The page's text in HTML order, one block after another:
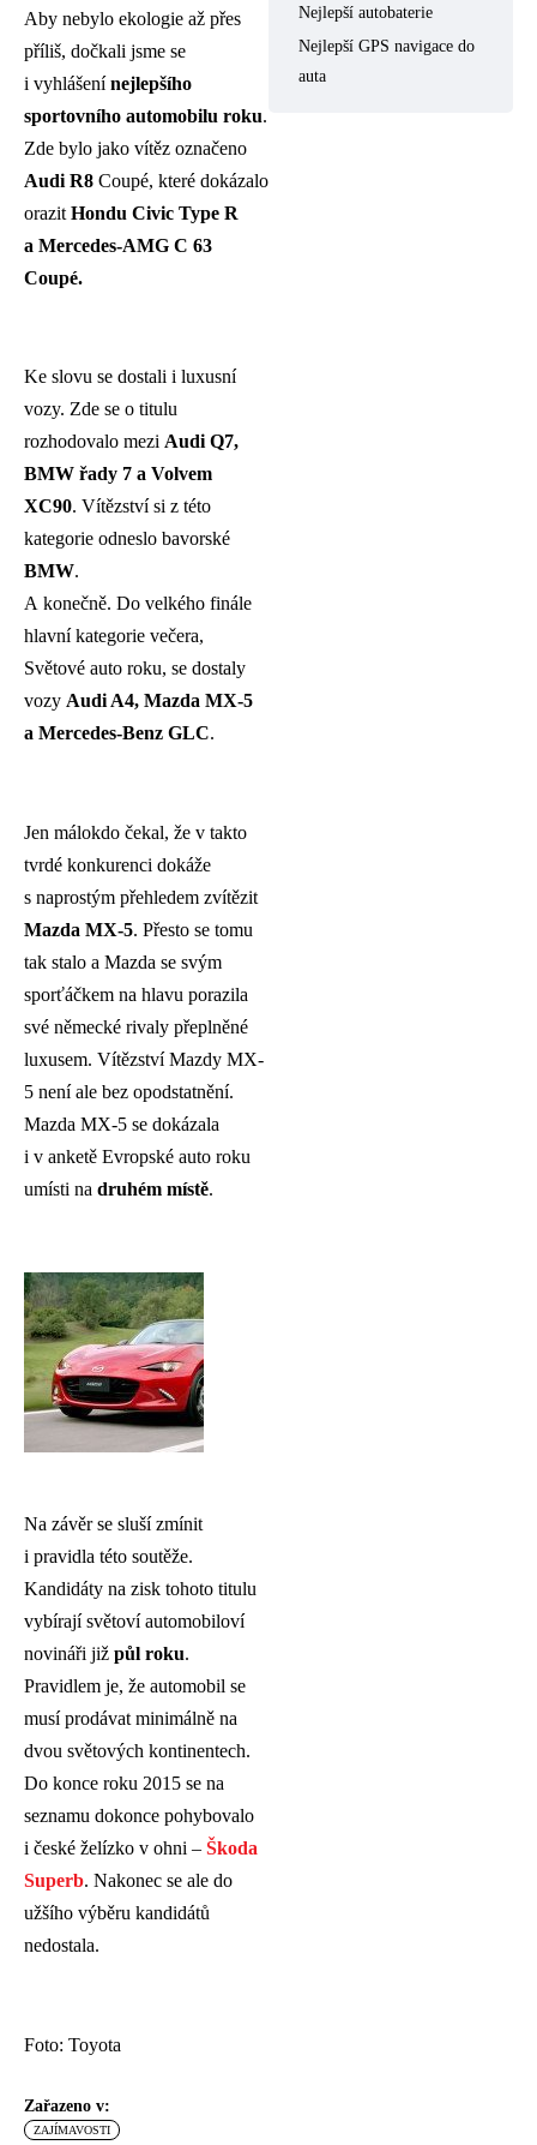
Aby nebylo ekologie až přes
příliš, dočkali jsme se
i vyhlášenínejlepšího
sportovního automobilu roku.
Zde bylo jako vítěz označeno
Audi R8 Coupé, které dokázalo
orazit Hondu Civic Type R
a Mercedes-AMG C 63
Coupé.
Ke slovu se dostali i luxusní
vozy. Zde se o titulu
rozhodovalo mezi Audi Q7,
BMW řady 7 a Volvem
XC90. Vítězství si z této
kategorie odneslo bavorské
BMW.
A konečně. Do velkého finále
hlavní kategorie večera,
Světové auto roku, se dostaly
vozy Audi A4, Mazda MX-5
a Mercedes-Benz GLC.
Jen málokdo čekal, že v takto
tvrdé konkurenci dokáže
s naprostým přehledem zvítězit
Mazda MX-5. Přesto se tomu
tak stalo a Mazda se svým
sporťáčkem na hlavu porazila
své německé rivaly přeplněné
luxusem. Vítězství Mazdy MX-
5 není ale bez opodstatnění.
Mazda MX-5 se dokázala
i v anketě Evropské auto roku
umísti na druhém místě.
Na závěr se sluší zmínit
i pravidla této soutěže.
Kandidáty na zisk tohoto titulu
vybírají světoví automobiloví
novináři již půl roku.
Pravidlem je, že automobil se
musí prodávat minimálně na
dvou světových kontinentech.
Do konce roku 2015 se na
seznamu dokonce pohybovalo
i české želízko v ohni – Škoda
Superb. Nakonec se ale do
užšího výběru kandidátů
nedostala.
Foto: Toyota
Zařazeno v:
ZAJÍMAVOSTI
Nejlepší autobaterie
Nejlepší GPS navigace do
auta